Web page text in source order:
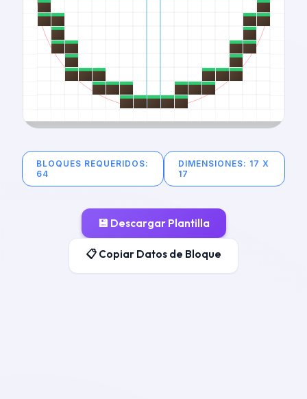
BLOQUES REQUERIDOS:
64
DIMENSIONES: 17 X
17
💾 Descargar Plantilla
📋 Copiar Datos de Bloque